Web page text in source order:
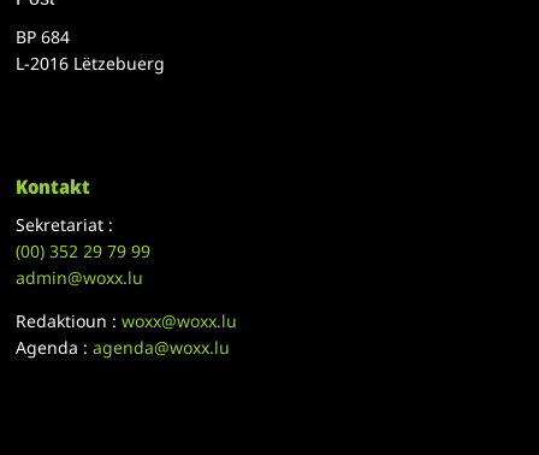
BP 684
L-2016 Lëtzebuerg
Kontakt
Sekretariat :
(00)352 29 79 99
admin@woxx.lu
Redaktioun :woxx@woxx.lu
Agenda :agenda@woxx.lu